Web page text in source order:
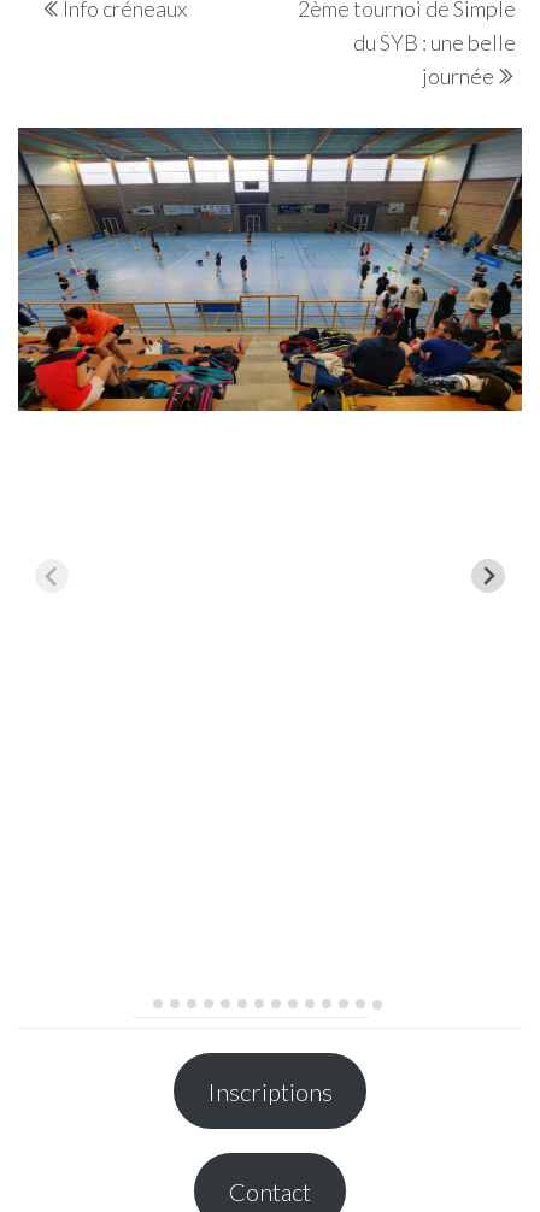
de
PostInfo créneaux
2ème tournoi de Simple
du SYB : une belle
journée
Inscriptions
Contact